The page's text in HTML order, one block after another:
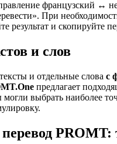
французский ↔
При
результат и скопируйте
и слов
и отдельные слова с
предлагает
могли выбрать наиболее
PROMT: